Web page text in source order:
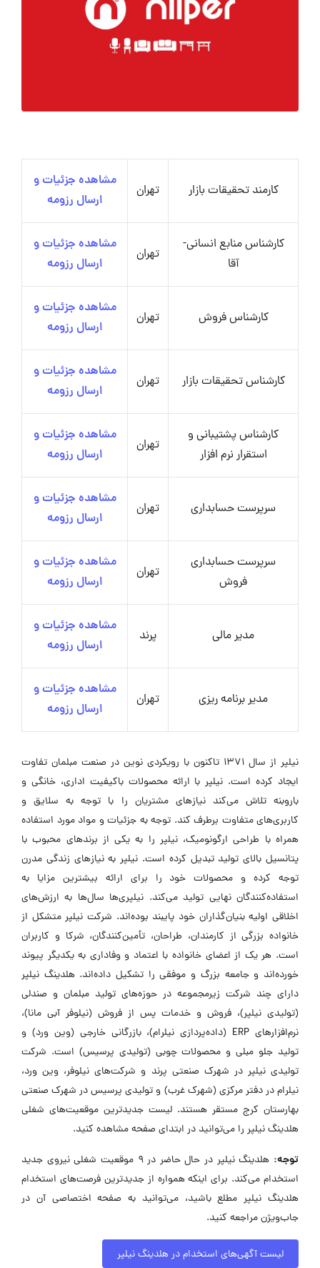
کارمند تحقیقات بازار تهران
مشاهده جزئیات و
ارسال رزومه
کارشناس منابع انسانی-
آقا
تهران
مشاهده جزئیات و
ارسال رزومه
کارشناس فروش تهران
مشاهده جزئیات و
ارسال رزومه
کارشناس تحقیقات بازار تهران
مشاهده جزئیات و
ارسال رزومه
کارشناس پشتیبانی و
استقرار نرم افزار
تهران
مشاهده جزئیات و
ارسال رزومه
سرپرست حسابداری تهران
مشاهده جزئیات و
ارسال رزومه
سرپرست حسابداری
فروش
تهران
مشاهده جزئیات و
ارسال رزومه
مدیر مالی پرند
مشاهده جزئیات و
ارسال رزومه
مدیر برنامه ریزی تهران
مشاهده جزئیات و
ارسال رزومه
نیلپر از سال 1371 تاکنون با رویکردی نوین در صنعت مبلمان تفاوت
ایجاد کرده است. نیلپر با ارائه محصولات باکیفیت اداری، خانگی و
باروبنه تلاش می‌کند نیازهای مشتریان را با توجه به سلایق و
کاربری‌های متفاوت برطرف کند. توجه به جزئیات و مواد مورد استفاده
همراه با طراحی ارگونومیک، نیلپر را به یکی از برندهای محبوب با
پتانسیل بالای تولید تبدیل کرده است. نیلپر به نیازهای زندگی مدرن
توجه کرده و محصولات خود را برای ارائه بیشترین مزایا به
استفاده‌کنندگان نهایی تولید می‌کند. نیلپری‌ها سال‌ها به ارزش‌های
اخلاقی اولیه بنیان‌گذاران خود پایبند بوده‌اند. شرکت نیلپر متشکل از
خانواده بزرگی از کارمندان، طراحان، تأمین‌کنندگان، شرکا و کاربران
است. هر یک از اعضای خانواده با اعتماد و وفاداری به یکدیگر پیوند
خورده‌اند و جامعه بزرگ و موفقی را تشکیل داده‌اند. هلدینگ نیلپر
دارای چند شرکت زیرمجموعه در حوزه‌های تولید مبلمان و صندلی
(تولیدی نیلپر)، فروش و خدمات پس از فروش (نیلوفر آبی مانا)،
نرم‌افزارهای ERP (داده‌پردازی نیلرام)، بازرگانی خارجی (وین ورد) و
تولید جلو مبلی و محصولات چوبی (تولیدی پرسیس) است. شرکت
تولیدی نیلپر در شهرک صنعتی پرند و شرکت‌های نیلوفر، وین ورد،
نیلرام در دفتر مرکزی (شهرک غرب) و تولیدی پرسیس در شهرک صنعتی
بهارستان کرج مستقر هستند. لیست جدیدترین موقعیت‌های شغلی
هلدینگ نیلپر را می‌توانید در ابتدای صفحه مشاهده کنید.
توجه:
هلدینگ نیلپر در حال حاضر در ۹ موقعیت شغلی نیروی جدید
استخدام می‌کند. برای اینکه همواره از جدیدترین فرصت‌های استخدام
هلدینگ نیلپر مطلع باشید، می‌توانید به صفحه اختصاصی آن در
جاب‌ویژن مراجعه کنید.
لیست آگهی‌های استخدام در هلدینگ نیلپر